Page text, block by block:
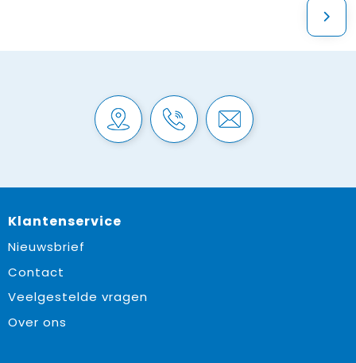
Klantenservice
Nieuwsbrief
Contact
Veelgestelde vragen
Over ons